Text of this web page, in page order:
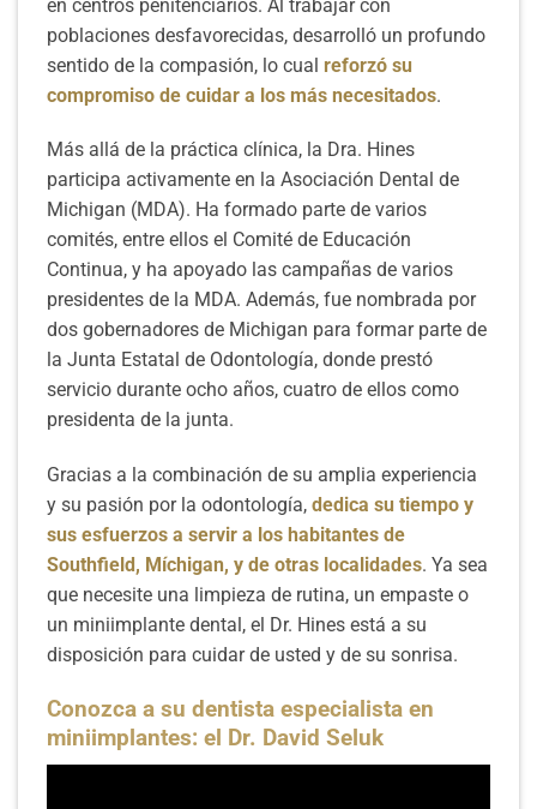
en centros penitenciarios. Al trabajar con
poblaciones desfavorecidas, desarrolló un profundo
sentido de la compasión, lo cual reforzó su
compromiso de cuidar a los más necesitados.
Más allá de la práctica clínica, la Dra. Hines
participa activamente en la Asociación Dental de
Michigan (MDA). Ha formado parte de varios
comités, entre ellos el Comité de Educación
Continua, y ha apoyado las campañas de varios
presidentes de la MDA. Además, fue nombrada por
dos gobernadores de Michigan para formar parte de
la Junta Estatal de Odontología, donde prestó
servicio durante ocho años, cuatro de ellos como
presidenta de la junta.
Gracias a la combinación de su amplia experiencia
y su pasión por la odontología, dedica su tiempo y
sus esfuerzos a servir a los habitantes de
Southfield, Míchigan, y de otras localidades. Ya sea
que necesite una limpieza de rutina, un empaste o
un miniimplante dental, el Dr. Hines está a su
disposición para cuidar de usted y de su sonrisa.
Conozca a su dentista especialista en
miniimplantes: el Dr. David Seluk